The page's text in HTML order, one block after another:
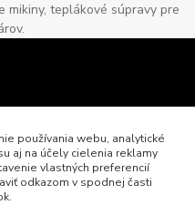
mikiny, teplákové súpravy pre
používania webu, analytické
aj na účely cielenia reklamy
vlastných preferencií
odkazom v spodnej časti